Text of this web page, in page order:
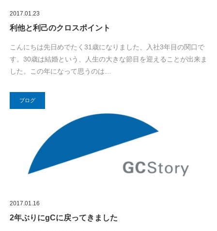
2017.01.23
利他と利己のクロスポイント
こんにちは先日めでたく31歳になりました、入社3年目の関口で
す。30歳は結婚という、人生の大きな節目を迎えることが出来ま
した。この年になって思うのは…
ブログ
2017.01.16
2年ぶりにgCに戻ってきました